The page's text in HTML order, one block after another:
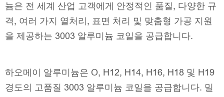
늄은 전 세계 산업 고객에게 안정적인 품질, 다양한 규
격, 여러 가지 열처리, 표면 처리 및 맞춤형 가공 지원
을 제공하는 3003 알루미늄 코일을 공급합니다.
하오메이 알루미늄은 O, H12, H14, H16, H18 및 H19
경도의 고품질 3003 알루미늄 코일을 공급합니다. 밀